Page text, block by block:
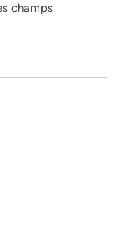
champs